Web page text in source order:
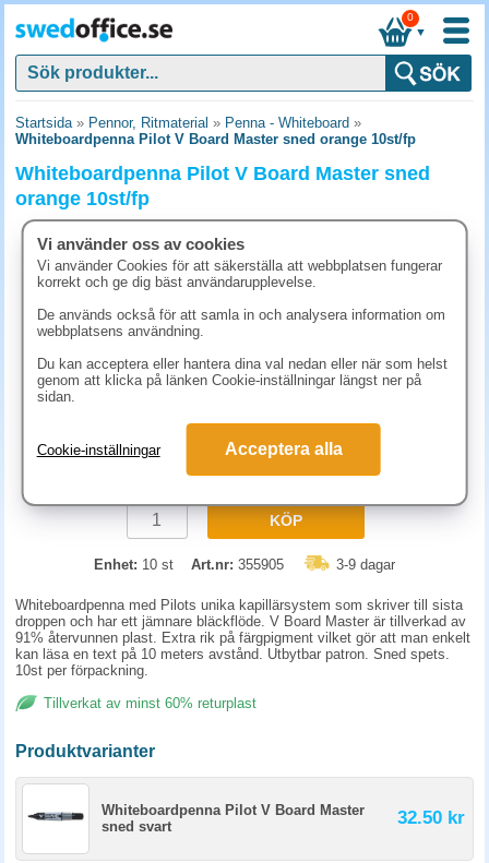
▼
0
Startsida» Pennor, Ritmaterial » Penna - Whiteboard »
Whiteboardpenna Pilot V Board Master sned orange 10st/fp
Whiteboardpenna Pilot V Board Master sned
orange 10st/fp
290 kr (inkl. moms)
KÖP
Enhet: 10 st Art.nr: 355905 3-9 dagar
Whiteboardpenna med Pilots unika kapillärsystem som skriver till sista
droppen och har ett jämnare bläckflöde. V Board Master är tillverkad av
91% återvunnen plast. Extra rik på färgpigment vilket gör att man enkelt
kan läsa en text på 10 meters avstånd. Utbytbar patron. Sned spets.
10st per förpackning.
Tillverkat av minst 60% returplast
Produktvarianter
Whiteboardpenna Pilot V Board Master
sned svart
32.50 kr
Vi använder oss av cookies
Vi använder Cookies för att säkerställa att webbplatsen fungerar
korrekt och ge dig bäst användarupplevelse.
De används också för att samla in och analysera information om
webbplatsens användning.
Du kan acceptera eller hantera dina val nedan eller när som helst
genom att klicka på länken Cookie-inställningar längst ner på
sidan.
Cookie-inställningar Acceptera alla